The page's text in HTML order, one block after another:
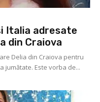
Italia adresate
din Craiova
Delia din Craiova pentru
jumătate. Este vorba de...